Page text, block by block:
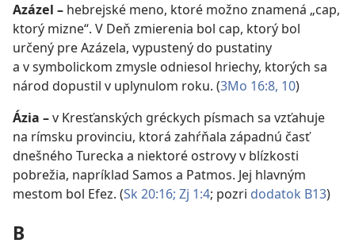
Azázel – hebrejské meno, ktoré možno znamená „cap,
ktorý mizne“. V Deň zmierenia bol cap, ktorý bol
určený pre Azázela, vypustený do pustatiny
a v symbolickom zmysle odniesol hriechy, ktorých sa
národ dopustil v uplynulom roku. (3Mo 16:8, 10)
Ázia –v Kresťanských gréckych písmach sa vzťahuje
na rímsku provinciu, ktorá zahŕňala západnú časť
dnešného Turecka a niektoré ostrovy v blízkosti
pobrežia, napríklad Samos a Patmos. Jej hlavným
mestom bol Efez. (Sk 20:16; Zj 1:4; pozri dodatok B13)
B